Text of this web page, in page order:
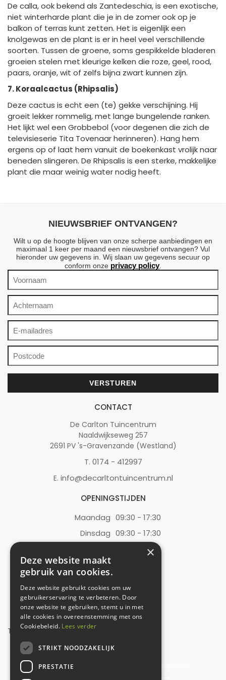
De calla, ook bekend als Zantedeschia, is een exotische,
niet winterharde plant die je in de zomer ook op je
balkon of terras kunt zetten. Het is eigenlijk een
knolgewas en de plant is er in heel veel verschillende
soorten. Tussen de groene, soms gespikkelde bladeren
groeien stelen met kleurige kelken die roze, geel, rood,
paars, oranje, wit of zelfs bijna zwart kunnen zijn.
7. Koraalcactus (Rhipsalis)
Deze cactus is echt een (te) gekke verschijning. Hij
groeit lekker rommelig, met lange bungelende ranken.
Het lijkt wel een Grobbebol (voor degenen die zich de
televisieserie Tita Tovenaar herinneren). Hang hem
ergens op of laat hem vanuit de boekenkast vrolijk naar
beneden slingeren. De Rhipsalis is een sterke, makkelijke
plant die maar weinig water nodig heeft.
NIEUWSBRIEF ONTVANGEN?
Wilt u op de hoogte blijven van onze scherpe aanbiedingen en
maximaal 1 keer per maand een nieuwsbrief ontvangen? Vul
hieronder uw gegevens in. Wij slaan uw gegevens secuur op
conform onze privacy policy.
CONTACT
De Carlton Tuincentrum
Naaldwijkseweg 257
2691 PV 's-Gravenzande (Westland)
T. 0174 - 412997
E. info@decarltontuincentrum.nl
OPENINGSTIJDEN
Maandag 09:30 - 17:30
Dinsdag 09:30 - 17:30
09:30 - 17:30
Donderdag
Zaterdag 09:00 - 17:00
Zondag
12:00 - 17:00
Toon alle openingstijden
UW MENING TELT!
×
Deze website maakt
gebruik van cookies.
Deze website gebruikt cookies om uw
gebruikerservaring te verbeteren. Door
onze website te gebruiken, stemt u in met
alle cookies in overeenstemming met ons
Cookiebeleid. Lees verder
STRIKT NOODZAKELIJK
PRESTATIE